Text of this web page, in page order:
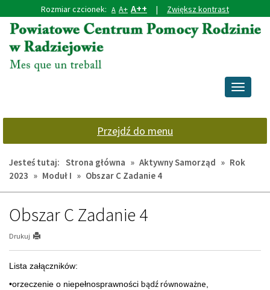
Przejdź
głównej
treści
Przejdź
wyszukiwarki
Rozmiar czcionek: A A+ A++ | Zwiększ kontrast
Przełącz
Przejdź do menu
Jesteś tutaj: Strona główna » Aktywny Samorząd » Rok
2023 » Moduł I » Obszar C Zadanie 4
Obszar C Zadanie 4
Drukuj
Lista załączników:
•orzeczenie o niepełnosprawności bądź równoważne